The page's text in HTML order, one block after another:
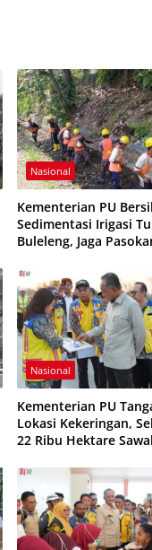
Nasional
Kementerian PU
Sedimentasi Irigasi
Buleleng, Jaga
Nasional
Kementerian PU
Lokasi Kekeringan,
22 Ribu Hektare